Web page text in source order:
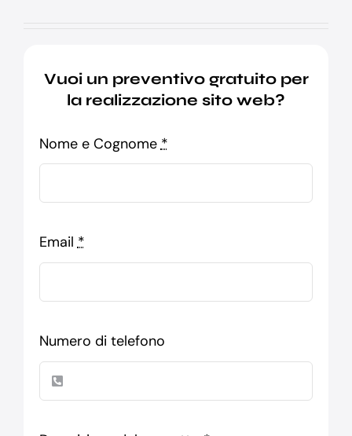
Vuoi un preventivo gratuito per
la realizzazione sito web?
Nome e Cognome *
Email*
Numero di telefono